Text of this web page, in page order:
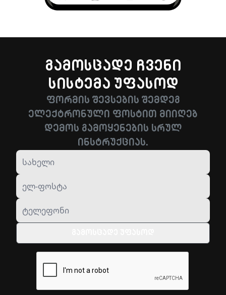
გამოსცადე ჩვენი
სისტემა უფასოდ
ფორმის შევსების შემდეგ
ელექტრონული ფოსტით მიიღებ
დემოს გამოყენების სრულ
ინსტრუქციას.